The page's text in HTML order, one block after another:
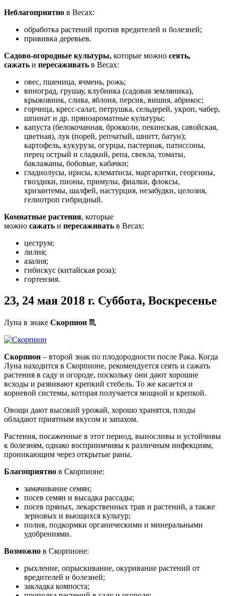
Неблагоприятно в Весах:
обработка растений против вредителей и болезней;
прививка деревьев.
Садово-огородные культуры, которые можно сеять,
сажать и пересаживать в Весах:
овес, пшеница, ячмень, рожь;
виноград, грушау, клубника (садовая земляника),
крыжовник, слива, яблоня, персик, вишня, абрикос;
горчица, кресс-салат, петрушка, сельдерей, укроп, чабер,
шпинат и др. пряноароматные культуры;
капуста (белокочанная, брокколи, пекинская, савойская,
цветная), лук (порей, репчатый, шнитт, батун);
картофель, кукуруза, огурцы, пастернак, патиссоны,
перец острый и сладкий, репа, свекла, томаты,
баклажаны, бобовые, кабачки;
гладиолусы, ирисы, клематисы, маргаритки, георгины,
гвоздики, пионы, примулы, фиалки, флоксы,
хризантемы, шалфей, настурция, незабудки, целозия,
гелиотроп гибридный.
Комнатные растения, которые
можно сажать и пересаживать в Весах:
цеструм;
лилия;
азалия;
гибискус (китайская роза);
гортензия.
23, 24 мая 2018 г. Суббота, Воскресенье
Луна в знаке Скорпион ♏
Скорпион – второй знак по плодородности после Рака. Когда
Луна находится в Скорпионе, рекомендуется сеять и сажать
растения в саду и огороде, поскольку они дают хорошие
всходы и развивают крепкий стебель. То же касается и
корневой системы, которая получается мощной и крепкой.
Овощи дают высокий урожай, хорошо хранятся, плоды
обладают приятным вкусом и запахом.
Растения, посаженные в этот период, выносливы и устойчивы
к болезням, однако восприимчивы к различным инфекциям,
проникающим через открытые раны.
Благоприятно в Скорпионе:
замачивание семян;
посев семян и высадка рассады;
посев пряных, лекарственных трав и растений, а также
зерновых и вьющихся культур;
полив, подкормки органическими и минеральными
удобрениями.
Возможно в Скорпионе:
рыхление, опрыскивание, окуривание растений от
вредителей и болезней;
закладка компоста;